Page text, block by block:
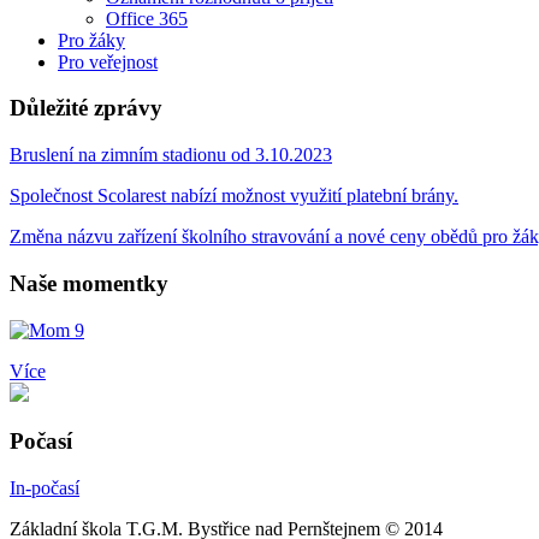
Office 365
Pro žáky
Pro veřejnost
Důležité zprávy
Bruslení na zimním stadionu od 3.10.2023
Společnost Scolarest nabízí možnost využití platební brány.
Změna názvu zařízení školního stravování a nové ceny obědů pro
Naše momentky
Více
Počasí
In-počasí
Základní škola T.G.M. Bystřice nad Pernštejnem © 2014